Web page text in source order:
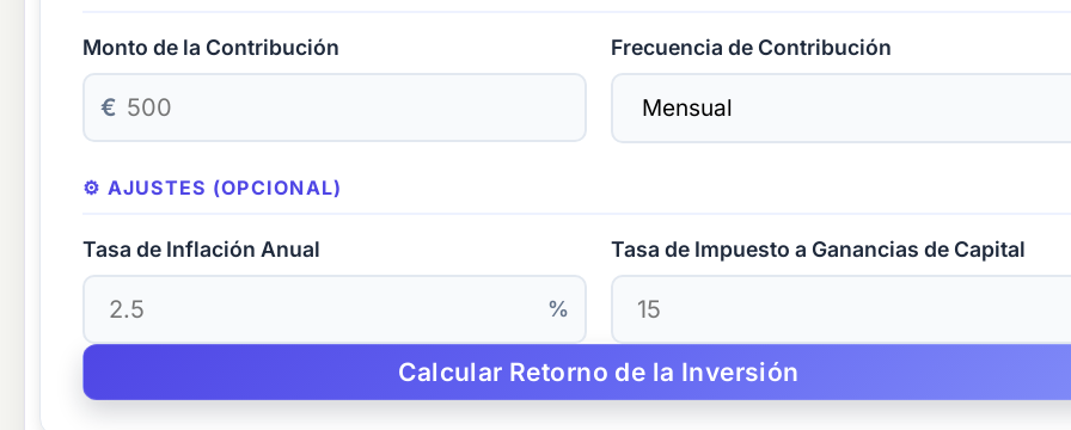
Monto de la Contribución
€
Frecuencia de Contribución
⚙️ AJUSTES (OPCIONAL)
Tasa de Inflación Anual
%
Tasa de Impuesto a Ganancias de Capital